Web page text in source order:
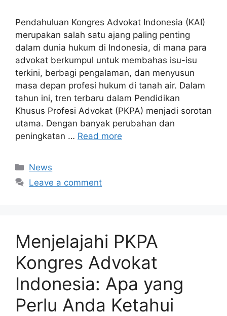
Pendahuluan Kongres Advokat Indonesia (KAI)
merupakan salah satu ajang paling penting
dalam dunia hukum di Indonesia, di mana para
advokat berkumpul untuk membahas isu-isu
terkini, berbagi pengalaman, dan menyusun
masa depan profesi hukum di tanah air. Dalam
tahun ini, tren terbaru dalam Pendidikan
Khusus Profesi Advokat (PKPA) menjadi sorotan
utama. Dengan banyak perubahan dan
peningkatan … Read more
Categories
News
Leave a comment
Menjelajahi PKPA
Kongres Advokat
Indonesia: Apa yang
Perlu Anda Ketahui